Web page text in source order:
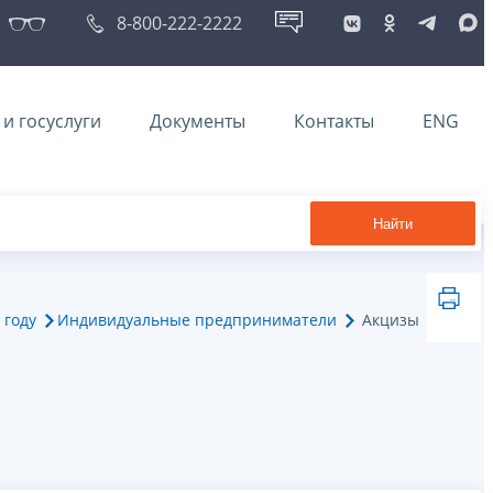
8-800-222-2222
госуслуги Документы Контакты ENG
Найти
Индивидуальные предприниматели Акцизы